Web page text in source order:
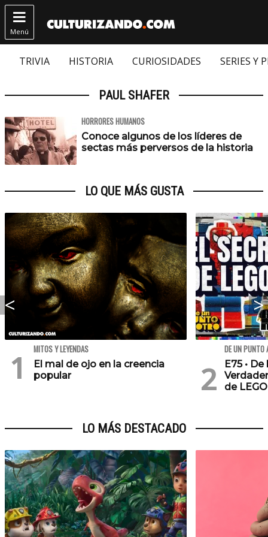

Menú
TRIVIA HISTORIA CURIOSIDADES SERIES Y
PAUL SHAFER
HORRORES HUMANOS
Conoce algunos de los líderes de
sectas más perversos de la historia
LO QUE MÁS GUSTA
MITOS Y LEYENDAS
El mal de ojo en la creencia
popular
DE UN PUNTO
E75 •
de
LO MÁS DESTACADO